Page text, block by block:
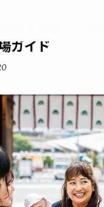
参り写真｜ご
ガイド